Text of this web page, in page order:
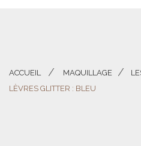
ACCUEIL
>
MAQUILLAGE
LÈVRES GLITTER : BLEU